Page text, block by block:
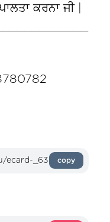
ਕਰਨਾ ਜੀ |
copy